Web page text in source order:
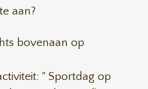
aan?
bovenaan op
" Sportdag op